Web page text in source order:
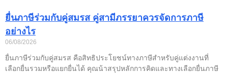
ยื่นภาษีร่วมกับคู่สมรส คู่สามีภรรยาควรจัดการภาษี
อย่างไร
06/08/2026
ยื่นภาษีร่วมกับคู่สมรส คือสิทธิประโยชน์ทางภาษีสำหรับคู่แต่งงานที่
เลือกยื่นรวมหรือแยกยื่นได้ คุณน้าสรุปหลักการคิดและทางเลือกยื่นภาษี